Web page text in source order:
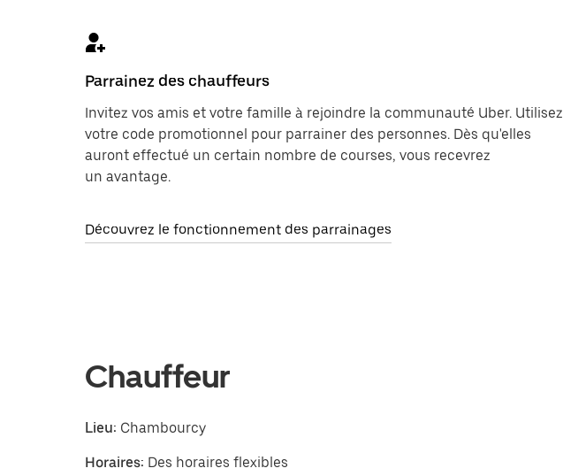
Parrainez des chauffeurs
Invitez vos amis et votre famille à rejoindre la communauté Uber. Utilisez
votre code promotionnel pour parrainer des personnes. Dès qu'elles
auront effectué un certain nombre de courses, vous recevrez
un avantage.
Découvrez le fonctionnement des parrainages
Chauffeur
Lieu: Chambourcy
Horaires: Des horaires flexibles